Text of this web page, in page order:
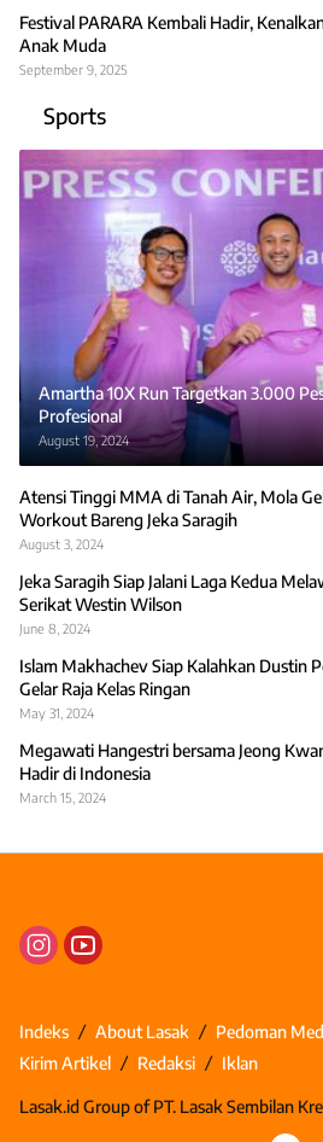
Festival PARARA Kembali Hadir,
Anak Muda
September 9, 2025
Sports
Amartha 10X Run Targetkan 3.000
Profesional
August 19, 2024
Atensi Tinggi MMA di Tanah Air, Mola
Workout Bareng Jeka Saragih
August 3, 2024
Jeka Saragih Siap Jalani Laga Kedua
Serikat Westin Wilson
June 8, 2024
Islam Makhachev Siap Kalahkan Dustin
Gelar Raja Kelas Ringan
May 31, 2024
Megawati Hangestri bersama Jeong
Hadir di Indonesia
March 15, 2024
Indeks About Lasak
Pedoman
Kirim Artikel
Redaksi Iklan
Lasak.id Group of PT. Lasak Sembilan